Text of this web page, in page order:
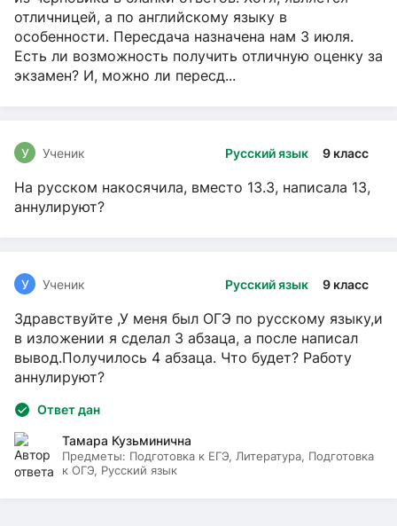
отличницей, а по английскому языку в
особенности. Пересдача назначена нам 3 июля.
Есть ли возможность получить отличную оценку за
экзамен? И, можно ли пересд...
Русский язык 9 класс
У Ученик
На русском накосячила, вместо 13.3, написала 13,
аннулируют?
Русский язык 9 класс
У Ученик
Здравствуйте ,У меня был ОГЭ по русскому языку,и
в изложении я сделал 3 абзаца, а после написал
вывод.Получилось 4 абзаца. Что будет? Работу
аннулируют?
Ответ дан
Тамара Кузьминична
Предметы: Подготовка к ЕГЭ, Литература, Подготовка
к ОГЭ, Русский язык